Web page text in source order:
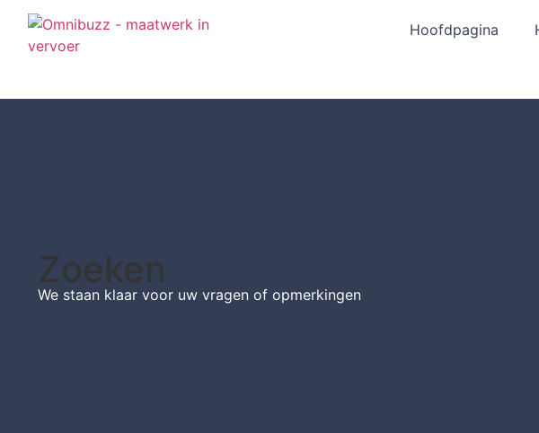
Hoofdpagina
Zoeken
We staan klaar voor uw vragen of opmerkingen